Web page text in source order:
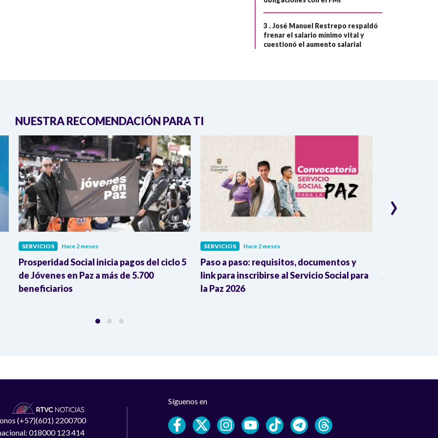
3 .José Manuel Restrepo respaldó
frenar el salario mínimo vital y
cuestionó el aumento salarial
NUESTRA RECOMENDACIÓN PARA TI
SERVICIOS Hace 2 meses
Prosperidad Social inicia pagos del ciclo 5
de Jóvenes en Paz a más de 5.700
beneficiarios
SERVICIOS Hace 2 meses
Paso a paso: requisitos, documentos y
link para inscribirse al Servicio Social para
la Paz 2026
›
(+57)(601) 2200700
018000 123 414
Síguenos en